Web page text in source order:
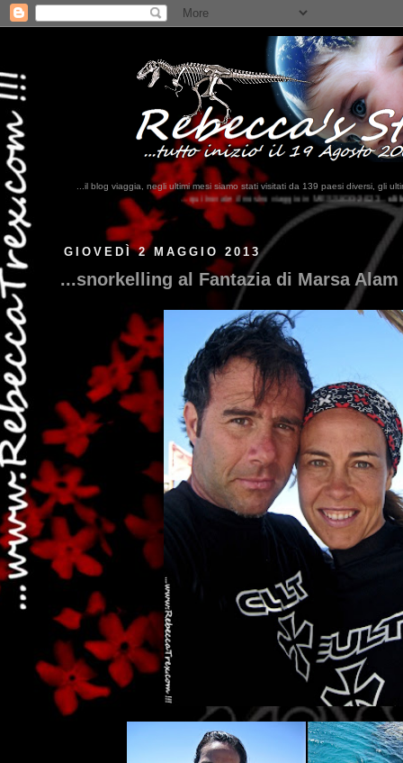
...il blog viaggia, negli ultimi mesi siamo stati visitati da 139 paesi diversi, gli
...qui trovate il nostro viaggio in MESSICO 2023...clikka qui !!!
GIOVEDÌ 2 MAGGIO 2013
...snorkelling al Fantazia di Marsa